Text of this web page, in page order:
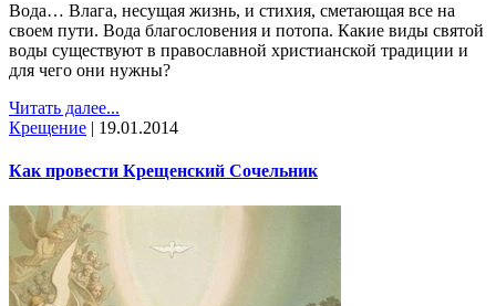
Вода… Влага, несущая жизнь, и стихия, сметающая все на
своем пути. Вода благословения и потопа. Какие виды святой
воды существуют в православной христианской традиции и
для чего они нужны?
Читать далее...
Крещение | 19.01.2014
Как провести Крещенский Сочельник